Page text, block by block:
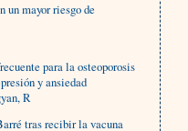
un mayor riesgo de
para la osteoporosis
y ansiedad
R
tras recibir la vacuna